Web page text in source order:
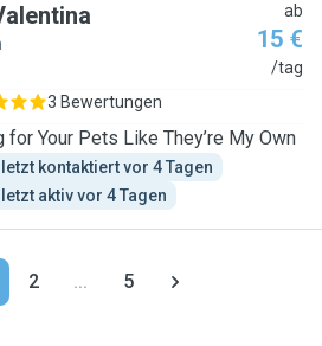
ab
15 €
/tag
3 Bewertungen
for Your Pets Like They’re My Own
kontaktiert vor 4 Tagen
aktiv vor 4 Tagen
2 ... 5